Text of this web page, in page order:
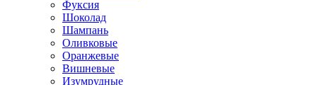
Фуксия
Шоколад
Шампань
Оливковые
Оранжевые
Вишневые
Изумрудные